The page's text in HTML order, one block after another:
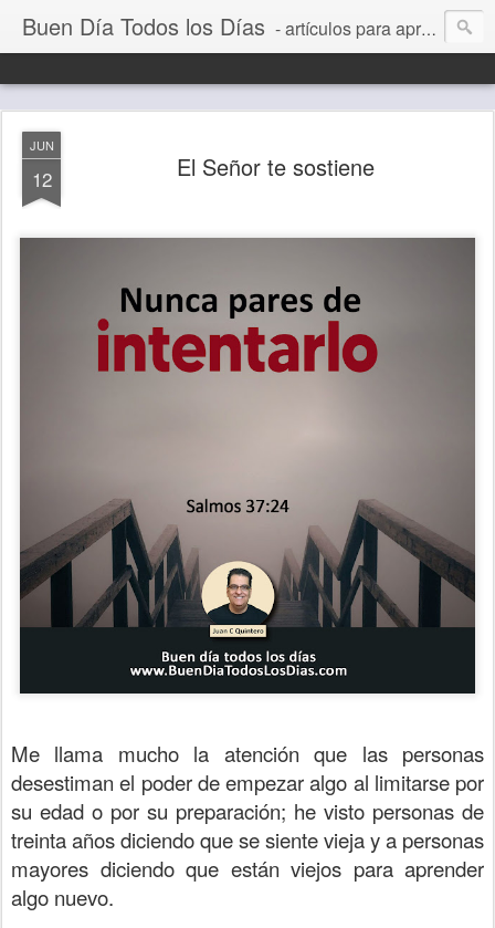
Buen Día Todos los Días - artículos para aprender a vivir mejor, un día a la vez. Por Juan C Quintero
JUN
12 El Señor te sostiene
Me llama mucho la atención que las personas
desestiman el poder de empezar algo al limitarse por
su edad o por su preparación; he visto personas de
treinta años diciendo que se siente vieja y a personas
mayores diciendo que están viejos para aprender
algo nuevo.